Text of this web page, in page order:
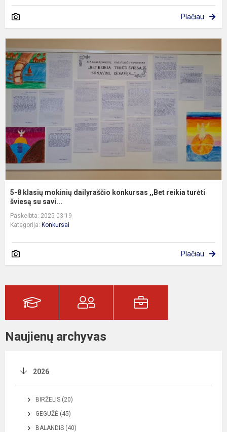
Plačiau
5-8 klasių mokinių dailyraščio konkursas ,,Bet reikia turėti
šviesą su savi...
Paskelbta: 2025-03-19
Kategorija: Konkursai
Plačiau
Naujienų archyvas
2026
BIRŽELIS (20)
GEGUŽĖ (45)
BALANDIS (40)